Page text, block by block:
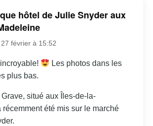
hôtel de Julie Snyder aux
février à 15:52
Les photos dans les
plus bas.
situé aux Îles-de-la-
récemment été mis sur le marché